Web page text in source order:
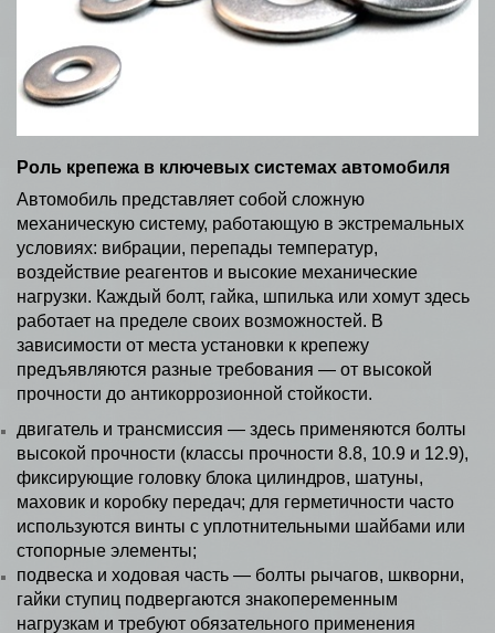
Роль крепежа в ключевых системах автомобиля
Автомобиль представляет собой сложную
механическую систему, работающую в экстремальных
условиях: вибрации, перепады температур,
воздействие реагентов и высокие механические
нагрузки. Каждый болт, гайка, шпилька или хомут здесь
работает на пределе своих возможностей. В
зависимости от места установки к крепежу
предъявляются разные требования — от высокой
прочности до антикоррозионной стойкости.
двигатель и трансмиссия — здесь применяются болты
высокой прочности (классы прочности 8.8, 10.9 и 12.9),
фиксирующие головку блока цилиндров, шатуны,
маховик и коробку передач; для герметичности часто
используются винты с уплотнительными шайбами или
стопорные элементы;
подвеска и ходовая часть — болты рычагов, шкворни,
гайки ступиц подвергаются знакопеременным
нагрузкам и требуют обязательного применения